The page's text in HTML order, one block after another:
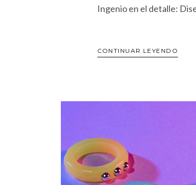
Ingenio en el detalle:
CONTINUAR LEYENDO